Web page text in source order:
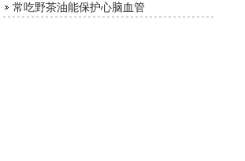
常吃野茶油能保护心脑血管